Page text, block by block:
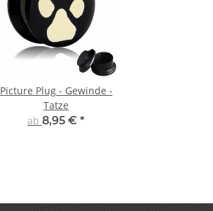
Picture Plug - Gewinde -
Tatze
ab 8,95 € *